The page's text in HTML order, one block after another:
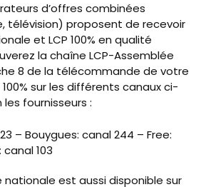
d’offres combinées
télévision) proposent de recevoir
et LCP 100% en qualité
la chaîne LCP-Assemblée
8 de la télécommande de votre
sur les différents canaux ci-
fournisseurs :
– Bouygues: canal244 – Free:
canal 103
nationale est aussi disponible sur